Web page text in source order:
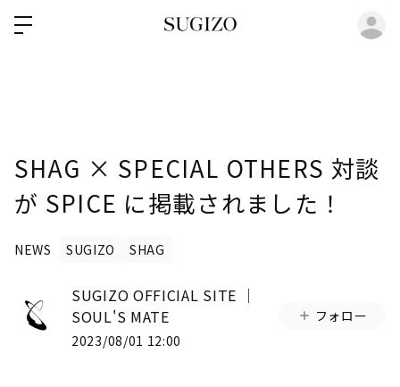
SHAG × SPECIAL OTHERS 対談
が SPICE に掲載されました！
NEWS SUGIZO SHAG
SUGIZO OFFICIAL SITE │
SOUL'S MATE
2023/08/01 12:00
フォロー